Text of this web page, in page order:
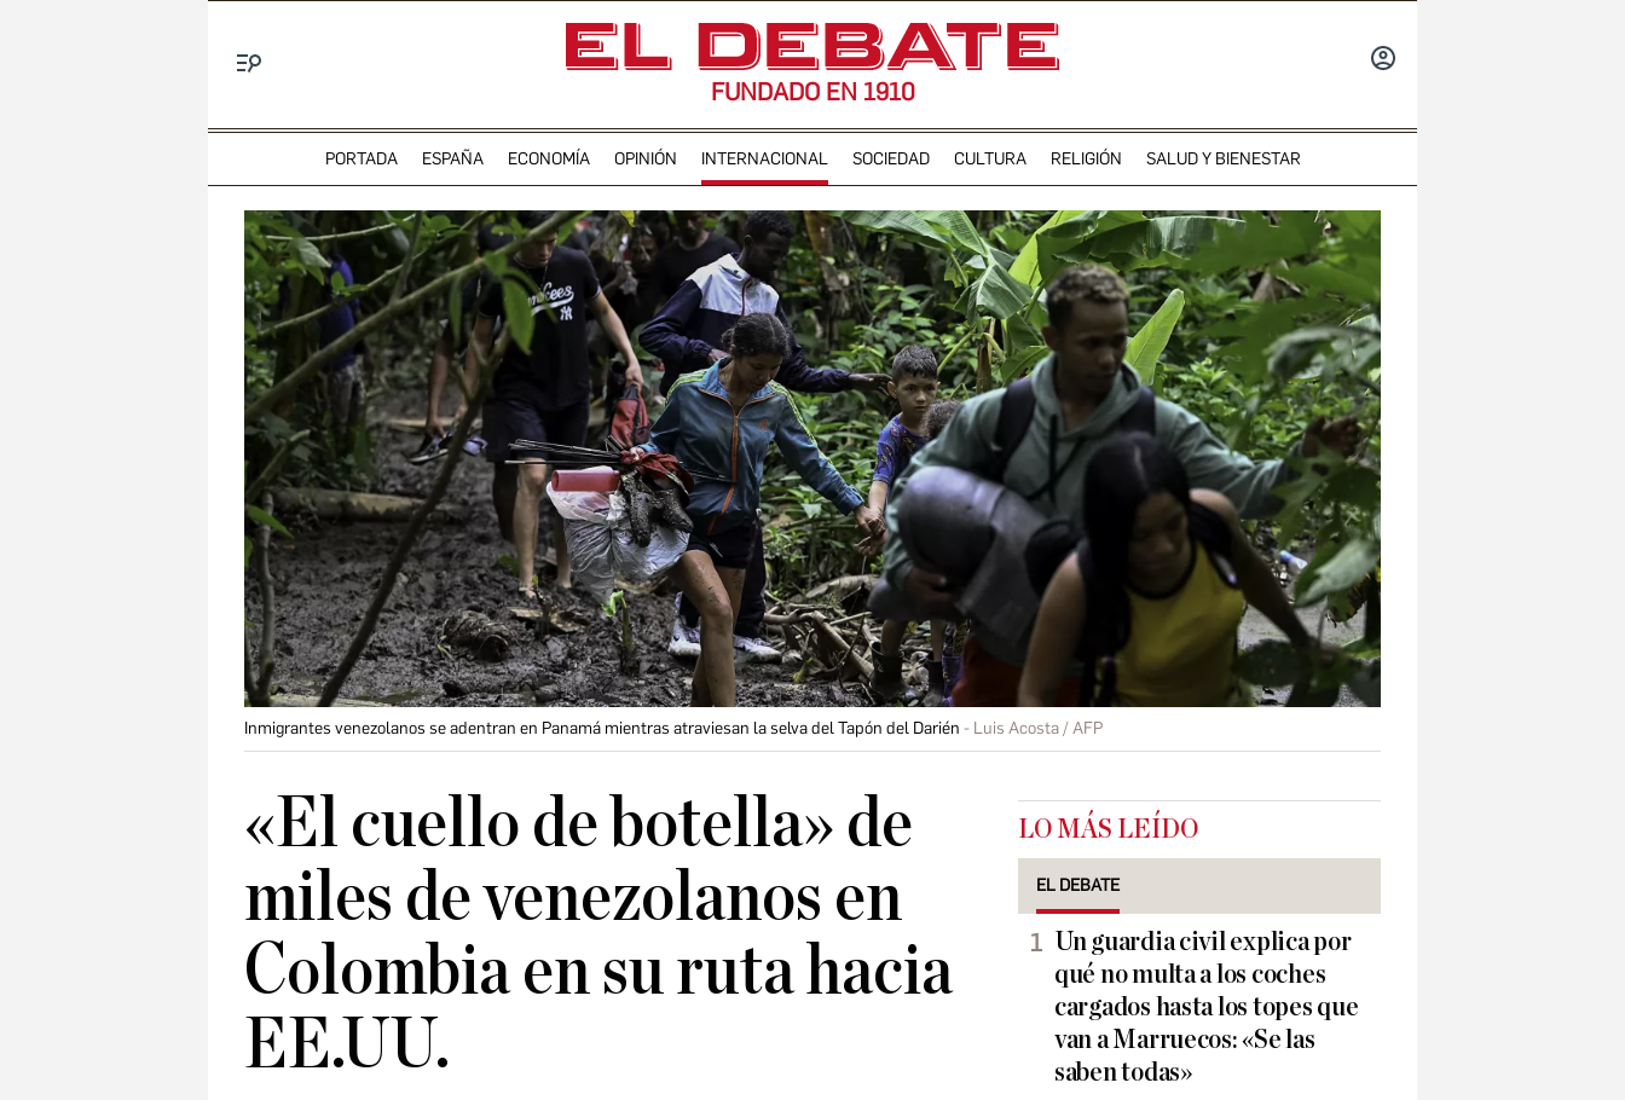
FUNDADO EN 1910
PORTADA ESPAÑA ECONOMÍA OPINIÓN INTERNACIONAL SOCIEDAD CULTURA RELIGIÓN SALUD Y BIENESTAR
Inmigrantes venezolanos se adentran en Panamá mientras atraviesan la selva del Tapón del Darién Luis Acosta / AFP
«El cuello de botella» de
miles de venezolanos en
Colombia en su ruta hacia
EE.UU.
LO MÁS LEÍDO
EL DEBATE
Un guardia civil explica por
qué no multa a los coches
cargados hasta los topes que
van a Marruecos: «Se las
saben todas»